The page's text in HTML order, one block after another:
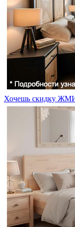
Хочешь скидку